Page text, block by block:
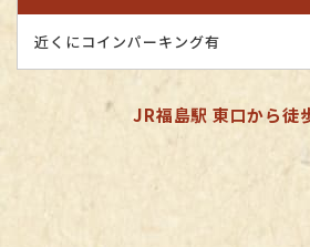
近くにコインパーキング有
JR福島駅 東口から徒